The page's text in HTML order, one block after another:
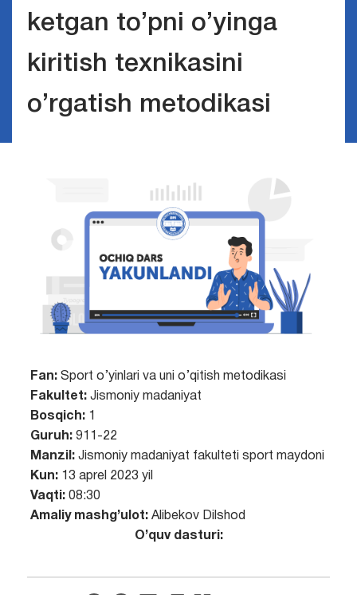
ketgan to’pni o’yinga
kiritish texnikasini
o’rgatish metodikasi
Fan: Sport o’yinlari va uni o’qitish metodikasi
Fakultet:Jismoniy madaniyat
Bosqich:1
Guruh:911-22
Manzil:Jismoniy madaniyat fakulteti sport maydoni
Kun: 13 aprel 2023 yil
Vaqti:08:30
Amaliy mashg’ulot:Alibekov Dilshod
O’quv dasturi: